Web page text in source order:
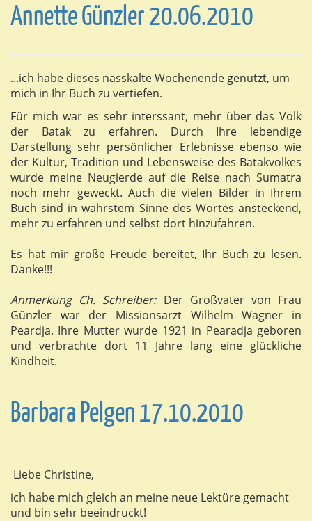
Annette Günzler 20.06.2010
...ich habe dieses nasskalte Wochenende genutzt, um
mich in Ihr Buch zu vertiefen.
Für mich war es sehr interssant, mehr über das Volk
der Batak zu erfahren. Durch Ihre lebendige
Darstellung sehr persönlicher Erlebnisse ebenso wie
der Kultur, Tradition und Lebensweise des Batakvolkes
wurde meine Neugierde auf die Reise nach Sumatra
noch mehr geweckt. Auch die vielen Bilder in Ihrem
Buch sind in wahrstem Sinne des Wortes ansteckend,
mehr zu erfahren und selbst dort hinzufahren.
Es hat mir große Freude bereitet, Ihr Buch zu lesen.
Danke!!!
Anmerkung Ch. Schreiber:Der Großvater von Frau
Günzler war der Missionsarzt Wilhelm Wagner in
Peardja. Ihre Mutter wurde 1921 in Pearadja geboren
und verbrachte dort 11 Jahre lang eine glückliche
Kindheit.
Barbara Pelgen 17.10.2010
Liebe Christine,
ich habe mich gleich an meine neue Lektüre gemacht
und bin sehr beeindruckt!